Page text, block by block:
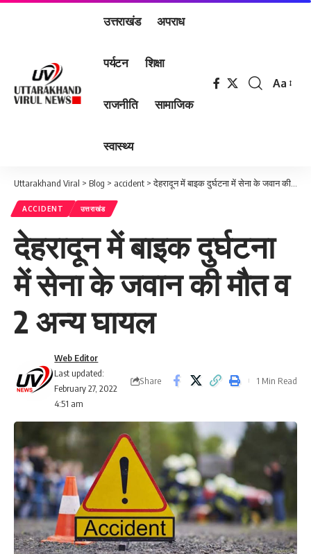
उत्तराखंड अपराध
पर्यटन शिक्षा
राजनीति सामाजिक
स्वास्थ्य
Font
Aa
Uttarakhand Viral > Blog > accident >देहरादून में बाइक दुर्घटना में सेना के जवान की मौत व 2 अन्य घायल
ACCIDENT उत्तराखंड
देहरादून में बाइक दुर्घटना
में सेना के जवान की मौत व
2 अन्य घायल
Last updated:
February 27, 2022
4:51 am
Web Editor
Share 1 Min Read